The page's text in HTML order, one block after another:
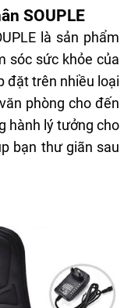
SOUPLE
là sản phẩm
sóc sức khỏe của
đặt trên nhiều loại
phòng cho đến
hành lý tưởng cho
bạn thư giãn sau